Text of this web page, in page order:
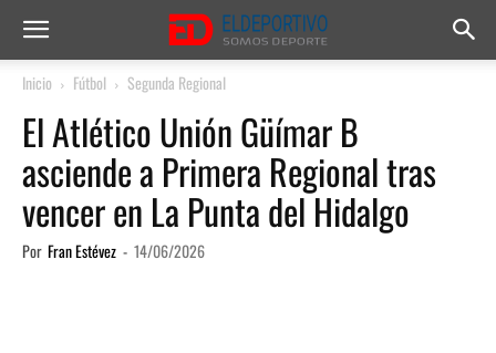
Inicio Fútbol Segunda Regional
El Atlético Unión Güímar B
asciende a Primera Regional tras
vencer en La Punta del Hidalgo
Por Fran Estévez - 14/06/2026